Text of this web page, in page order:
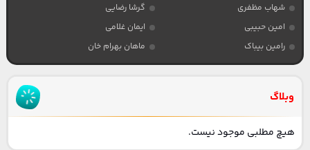
شهاب مظفری
گرشا رضایی
امین حبیبی
ایمان غلامی
رامین بیباک
ماهان بهرام خان
وبلاگ
هیچ مطلبی موجود نیست.